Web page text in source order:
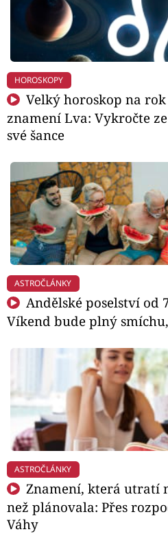
HOROSKOPY
Velký horoskop na rok
znamení Lva: Vykročte
své šance
ASTROČLÁNKY
Andělské poselství od
Víkend bude plný
ASTROČLÁNKY
Znamení, která utratí
než plánovala: Přes
Váhy